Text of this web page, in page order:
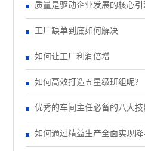
质量是驱动企业发展的核心引
工厂缺单到底如何解决
如何让工厂利润倍增
如何高效打造五星级班组呢?
优秀的车间主任必备的八大技
如何通过精益生产全面实现